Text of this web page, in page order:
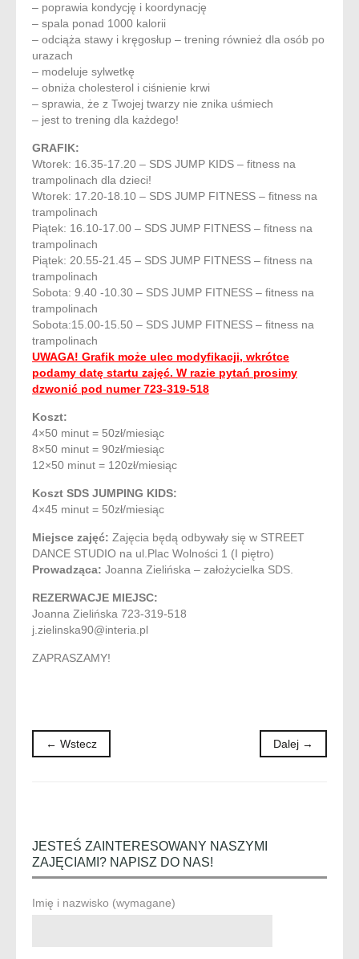
– poprawia kondycję i koordynację
– spala ponad 1000 kalorii
– odciąża stawy i kręgosłup – trening również dla osób po
urazach
– modeluje sylwetkę
– obniża cholesterol i ciśnienie krwi
– sprawia, że z Twojej twarzy nie znika uśmiech
– jest to trening dla każdego!
GRAFIK:
Wtorek: 16.35-17.20 – SDS JUMP KIDS – fitness na
trampolinach dla dzieci!
Wtorek: 17.20-18.10 – SDS JUMP FITNESS – fitness na
trampolinach
Piątek: 16.10-17.00 – SDS JUMP FITNESS – fitness na
trampolinach
Piątek: 20.55-21.45 – SDS JUMP FITNESS – fitness na
trampolinach
Sobota: 9.40 -10.30 – SDS JUMP FITNESS – fitness na
trampolinach
Sobota:15.00-15.50 – SDS JUMP FITNESS – fitness na
trampolinach
UWAGA! Grafik może ulec modyfikacji, wkrótce
podamy datę startu zajęć. W razie pytań prosimy
dzwonić pod numer 723-319-518
Koszt:
4×50 minut = 50zł/miesiąc
8×50 minut = 90zł/miesiąc
12×50 minut = 120zł/miesiąc
Koszt SDS JUMPING KIDS:
4×45 minut = 50zł/miesiąc
Miejsce zajęć: Zajęcia będą odbywały się w STREET
DANCE STUDIO na ul.Plac Wolności 1 (I piętro)
Prowadząca: Joanna Zielińska – założycielka SDS.
REZERWACJE MIEJSC:
Joanna Zielińska 723-319-518
j.zielinska90@interia.pl
ZAPRASZAMY!
← Wstecz Dalej →
JESTEŚ ZAINTERESOWANY NASZYMI
ZAJĘCIAMI? NAPISZ DO NAS!
Imię i nazwisko (wymagane)